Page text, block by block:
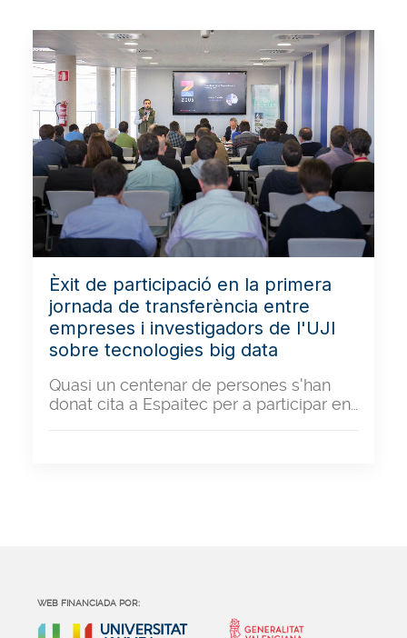
Èxit de participació en la primera
jornada de transferència entre
empreses i investigadors de l'UJI
sobre tecnologies big data
Quasi un centenar de persones s'han
donat cita a Espaitec per a participar en…
WEB FINANCIADA POR: